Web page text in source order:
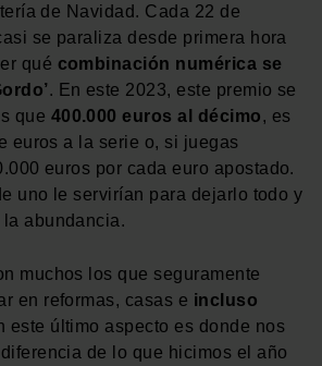
de Navidad. Cada 22 de
se paraliza desde primera hora
qué combinación numérica se
. En este 2023, este premio se
que 400.000 euros al décimo, es
euros a la serie o, si juegas
euros por cada euro apostado.
uno le servirían para dejarlo todo y
abundancia.
muchos los que seguramente
en reformas, casas e incluso
este último aspecto es donde nos
de lo que hicimos el año